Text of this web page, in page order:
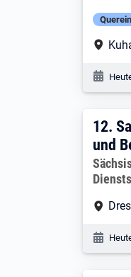
12.
12.
und